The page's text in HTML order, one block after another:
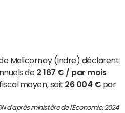
Malicornay (Indre) déclarent
de 2 167 € / par mois
moyen, soit 26 004 € par
d'après ministère de l'Economie, 2024